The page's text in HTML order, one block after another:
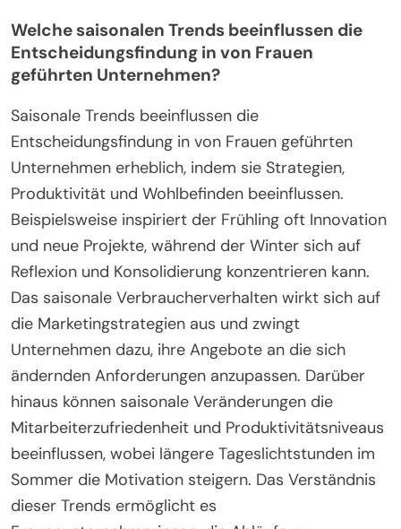
Welche saisonalen Trends beeinflussen die
Entscheidungsfindung in von Frauen
geführten Unternehmen?
Saisonale Trends beeinflussen die
Entscheidungsfindung in von Frauen geführten
Unternehmen erheblich, indem sie Strategien,
Produktivität und Wohlbefinden beeinflussen.
Beispielsweise inspiriert der Frühling oft Innovation
und neue Projekte, während der Winter sich auf
Reflexion und Konsolidierung konzentrieren kann.
Das saisonale Verbraucherverhalten wirkt sich auf
die Marketingstrategien aus und zwingt
Unternehmen dazu, ihre Angebote an die sich
ändernden Anforderungen anzupassen. Darüber
hinaus können saisonale Veränderungen die
Mitarbeiterzufriedenheit und Produktivitätsniveaus
beeinflussen, wobei längere Tageslichtstunden im
Sommer die Motivation steigern. Das Verständnis
dieser Trends ermöglicht es